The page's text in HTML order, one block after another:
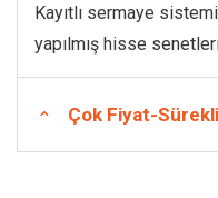
Kayıtlı sermaye
yapılmış hisse
Çok Fiyat-